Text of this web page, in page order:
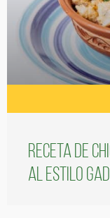
Receta de
al estilo